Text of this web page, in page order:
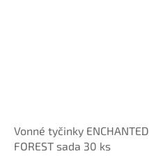
Vonné tyčinky ENCHANTED
FOREST sada 30 ks